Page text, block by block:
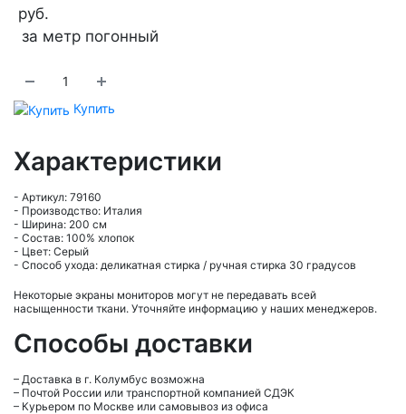
руб.
за метр погонный
Купить
Характеристики
- Артикул: 79160
- Производство: Италия
- Ширина: 200 см
- Состав: 100% хлопок
- Цвет: Серый
- Способ ухода: деликатная стирка / ручная стирка 30 градусов
Некоторые экраны мониторов могут не передавать всей
насыщенности ткани. Уточняйте информацию у наших менеджеров.
Способы доставки
– Доставка в г. Колумбусвозможна
– Почтой России или транспортной компанией СДЭК
– Курьером по Москве или самовывоз из офиса